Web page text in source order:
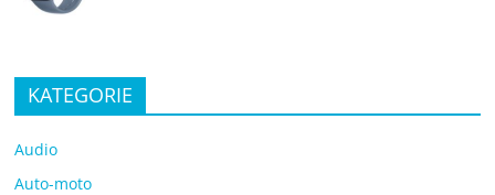
KATEGORIE
Audio
Auto-moto